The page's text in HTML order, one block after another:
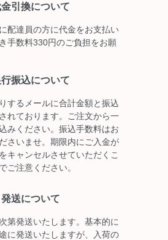
引換について
配達員の方に代金をお支払い
手数料330円のご負担をお願
振込について
するメールに合計金額と振込
れております。ご注文から一
みください。振込手数料はお
さいませ。期限内にご入金が
キャンセルさせていただくこ
ご注意ください。
発送について
第発送いたします。基本的に
に発送いたしますが、入荷の